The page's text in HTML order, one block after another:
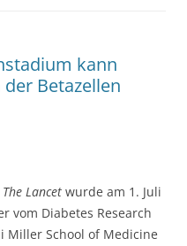
kann
Betazellen
The Lancet wurde am 1. Juli
vom Diabetes Research
Miller School of Medicine